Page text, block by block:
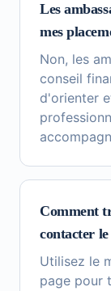
Les
mes
Non, les
conseil
d'orienter
Comment
contacter
Utilisez le
page pour